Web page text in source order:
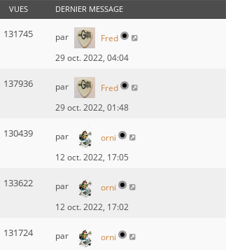
VUES DERNIER MESSAGE
131745 par
Fred
29 oct. 2022, 04:04
137936 par
Fred
29 oct. 2022, 01:48
130439 par
orni
12 oct. 2022, 17:05
133622 par
orni
12 oct. 2022, 17:02
131724 par
orni